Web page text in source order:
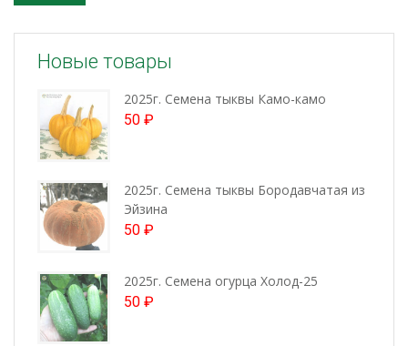
Новые товары
2025г. Семена тыквы Камо-камо
50 ₽
2025г. Семена тыквы Бородавчатая из
Эйзина
50 ₽
2025г. Семена огурца Холод-25
50 ₽